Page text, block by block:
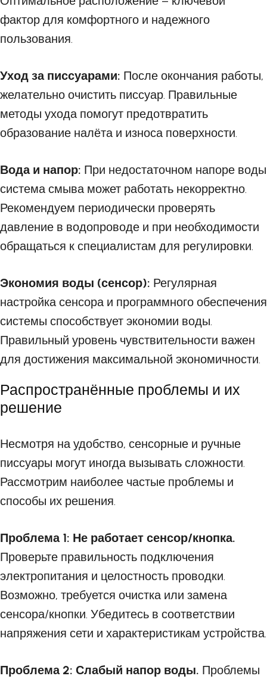
фактор для комфортного и надежного
пользования.
Уход за писсуарами: После окончания работы,
желательно очистить писсуар. Правильные
методы ухода помогут предотвратить
образование налёта и износа поверхности.
Вода и напор: При недостаточном напоре воды
система смыва может работать некорректно.
Рекомендуем периодически проверять
давление в водопроводе и при необходимости
обращаться к специалистам для регулировки.
Экономия воды (сенсор): Регулярная
настройка сенсора и программного обеспечения
системы способствует экономии воды.
Правильный уровень чувствительности важен
для достижения максимальной экономичности.
Распространённые проблемы и их
решение
Несмотря на удобство, сенсорные и ручные
писсуары могут иногда вызывать сложности.
Рассмотрим наиболее частые проблемы и
способы их решения.
Проблема 1: Не работает сенсор/кнопка.
Проверьте правильность подключения
электропитания и целостность проводки.
Возможно, требуется очистка или замена
сенсора/кнопки. Убедитесь в соответствии
напряжения сети и характеристикам устройства.
Проблема 2: Слабый напор воды. Проблемы